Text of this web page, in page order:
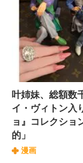
叶姉妹、総額数
イ・ヴィトン入
ョ』コレクショ
的」
漫画